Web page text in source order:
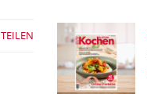
TEILEN